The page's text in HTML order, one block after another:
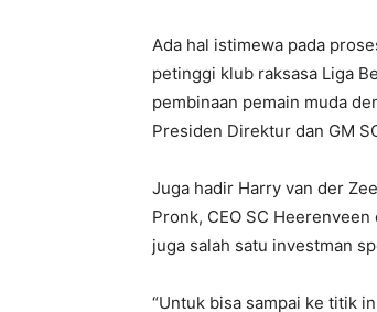
Ada hal istimewa pada
petinggi klub raksasa Liga
pembinaan pemain muda
Presiden Direktur dan GM
Juga hadir Harry van der
Pronk, CEO SC
juga salah satu investman
“Untuk bisa sampai ke titik